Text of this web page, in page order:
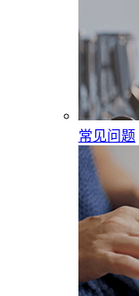
常见问题